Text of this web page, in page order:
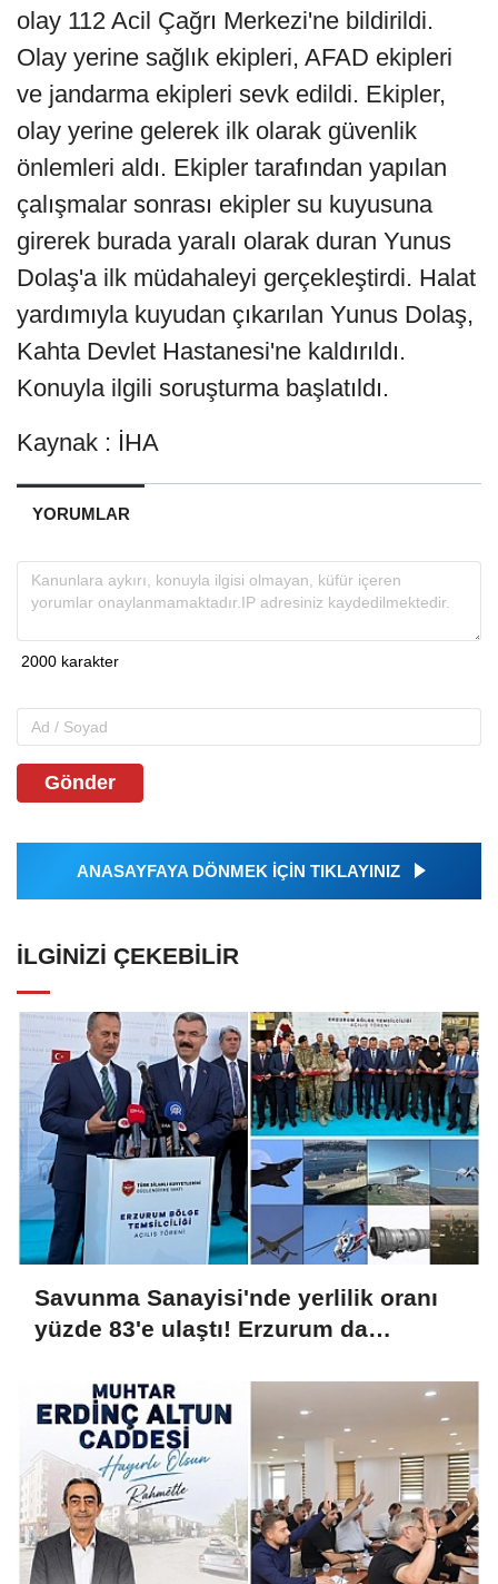
olay 112 Acil Çağrı Merkezi'ne bildirildi.
Olay yerine sağlık ekipleri, AFAD ekipleri
ve jandarma ekipleri sevk edildi. Ekipler,
olay yerine gelerek ilk olarak güvenlik
önlemleri aldı. Ekipler tarafından yapılan
çalışmalar sonrası ekipler su kuyusuna
girerek burada yaralı olarak duran Yunus
Dolaş'a ilk müdahaleyi gerçekleştirdi. Halat
yardımıyla kuyudan çıkarılan Yunus Dolaş,
Kahta Devlet Hastanesi'ne kaldırıldı.
Konuyla ilgili soruşturma başlatıldı.
Kaynak : İHA
YORUMLAR
Gönder
ANASAYFAYA DÖNMEK İÇİN TIKLAYINIZ
İLGINIZI ÇEKEBILIR
Savunma Sanayisi'nde yerlilik oranı
yüzde 83'e ulaştı! Erzurum da